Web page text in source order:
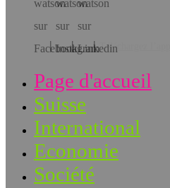
Téléchargez l’app!
Page d'accueil
Suisse
International
Economie
Société